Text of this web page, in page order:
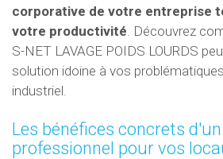
corporative de votre entreprise
votre productivité . Découvrez
S-NET LAVAGE POIDS LOURDS
solution idoine à vos
industriel.
Les bénéfices concrets
professionnel pour vos